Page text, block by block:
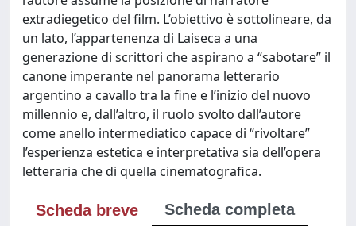
extradiegetico del film. L’obiettivo è sottolineare, da
un lato, l’appartenenza di Laiseca a una
generazione di scrittori che aspirano a “sabotare” il
canone imperante nel panorama letterario
argentino a cavallo tra la fine e l’inizio del nuovo
millennio e, dall’altro, il ruolo svolto dall’autore
come anello intermediatico capace di “rivoltare”
l’esperienza estetica e interpretativa sia dell’opera
letteraria che di quella cinematografica.
Scheda breve
Scheda completa